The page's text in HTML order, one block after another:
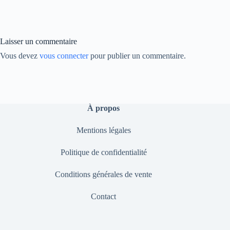
Laisser un commentaire
Vous devez vous connecterpour publier un commentaire.
À propos
Mentions légales
Politique de confidentialité
Conditions générales de vente
Contact